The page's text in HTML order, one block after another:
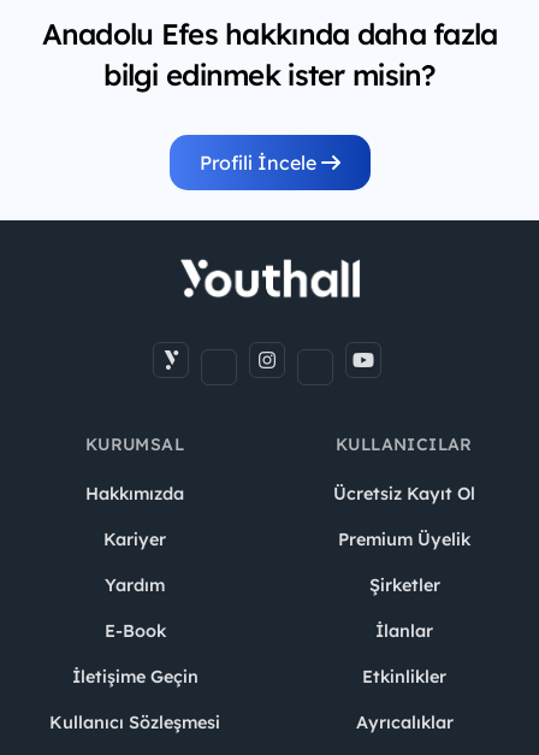
Anadolu Efes hakkında daha fazla
bilgi edinmek ister misin?
Profili İncele
KURUMSAL
Hakkımızda
Kariyer
Yardım
E-Book
İletişime Geçin
Kullanıcı Sözleşmesi
KULLANICILAR
Ücretsiz Kayıt Ol
Premium Üyelik
Şirketler
İlanlar
Etkinlikler
Ayrıcalıklar